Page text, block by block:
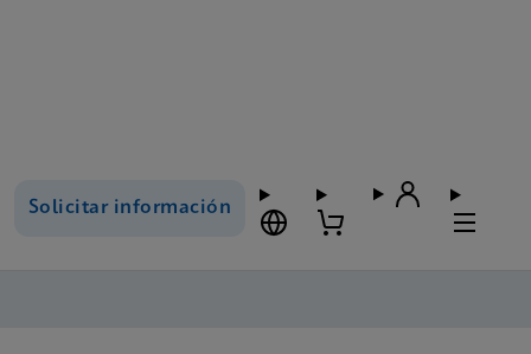
Solicitar información